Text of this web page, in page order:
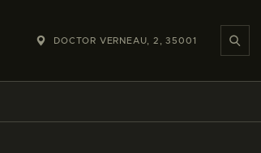
DOCTOR VERNEAU, 2, 35001